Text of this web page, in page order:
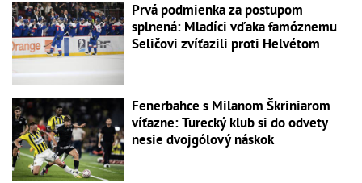
Prvá podmienka za postupom
splnená: Mladíci vďaka famóznemu
Seličovi zvíťazili proti Helvétom
Fenerbahce s Milanom Škriniarom
víťazne: Turecký klub si do odvety
nesie dvojgólový náskok